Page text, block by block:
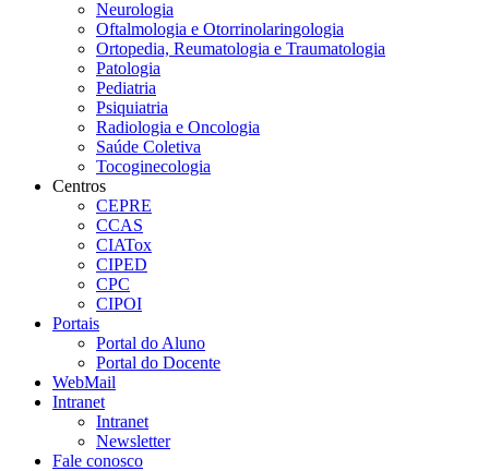
Neurologia
Oftalmologia e Otorrinolaringologia
Ortopedia, Reumatologia e Traumatologia
Patologia
Pediatria
Psiquiatria
Radiologia e Oncologia
Saúde Coletiva
Tocoginecologia
Centros
CEPRE
CCAS
CIATox
CIPED
CPC
CIPOI
Portais
Portal do Aluno
Portal do Docente
WebMail
Intranet
Intranet
Newsletter
Fale conosco